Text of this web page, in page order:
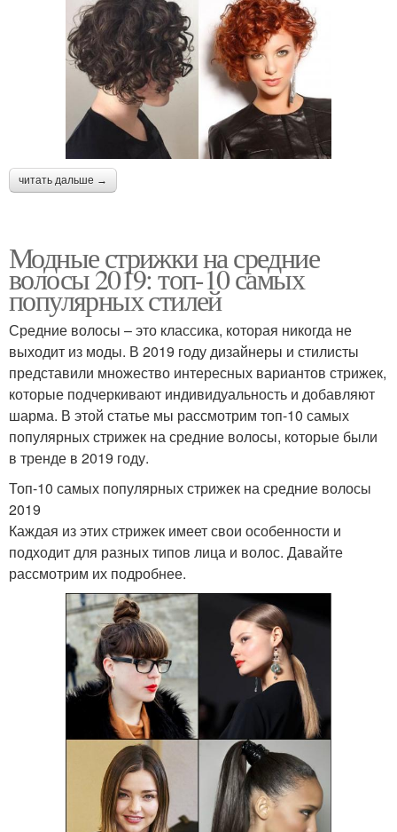
читать дальше →
Модные стрижки на средние
волосы 2019: топ-10 самых
популярных стилей
Средние волосы – это классика, которая никогда не
выходит из моды. В 2019 году дизайнеры и стилисты
представили множество интересных вариантов стрижек,
которые подчеркивают индивидуальность и добавляют
шарма. В этой статье мы рассмотрим топ-10 самых
популярных стрижек на средние волосы, которые были
в тренде в 2019 году.
Топ-10 самых популярных стрижек на средние волосы
2019
Каждая из этих стрижек имеет свои особенности и
подходит для разных типов лица и волос. Давайте
рассмотрим их подробнее.